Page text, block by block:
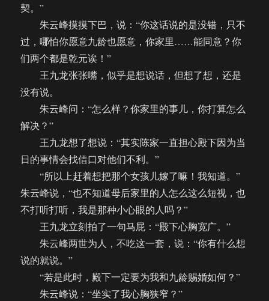
契。”
朱云峰摸摸下巴，说：“你这话说的是没错，只不
过，哪怕你愿意九龄也愿意，你家里……能同意？你
们两个都是乾元诶！”
王九龙张张嘴，似乎是想说话，但想了想，还是
没有说。
朱云峰问：“怎么样？你家里的事儿，你打算怎么
解决？”
王九龙想了想说：“其实陈家一直担心殿下因为当
日的事情会找借口对他们不利。”
“所以上赶着想把那个女孩儿嫁了嘛！我知道。”
朱云峰说，“也不知道母后家里的人怎么这么短视，也
不打听打听，我是那种小心眼的人吗？”
王九龙立刻拍了一句马屁：“殿下心胸宽广。”
朱云峰两世为人，不吃这一套，说：“你有什么想
说的就说。”
“若是此时，殿下一定要为我和九龄赐婚如何？”
朱云峰说：“坐实了我心胸狭窄？”